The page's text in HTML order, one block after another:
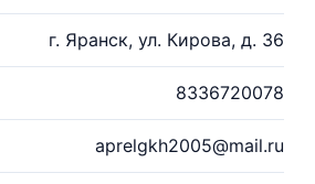
г. Яранск, ул. Кирова, д. 36
8336720078
aprelgkh2005@mail.ru